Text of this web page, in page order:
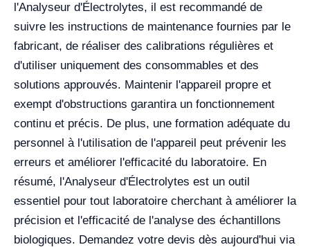
l'Analyseur d'Électrolytes, il est recommandé de
suivre les instructions de maintenance fournies par le
fabricant, de réaliser des calibrations régulières et
d'utiliser uniquement des consommables et des
solutions approuvés. Maintenir l'appareil propre et
exempt d'obstructions garantira un fonctionnement
continu et précis. De plus, une formation adéquate du
personnel à l'utilisation de l'appareil peut prévenir les
erreurs et améliorer l'efficacité du laboratoire. En
résumé, l'Analyseur d'Électrolytes est un outil
essentiel pour tout laboratoire cherchant à améliorer la
précision et l'efficacité de l'analyse des échantillons
biologiques. Demandez votre devis dès aujourd'hui via